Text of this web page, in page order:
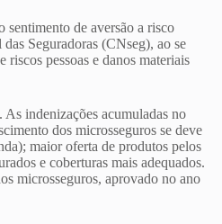
sentimento de aversão a risco
Seguradoras (CNseg), ao se
pessoas e danos materiais
indenizações acumuladas no
dos microsseguros se deve
maior oferta de produtos pelos
e coberturas mais adequados.
microsseguros, aprovado no ano